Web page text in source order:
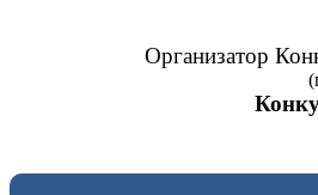
Организатор